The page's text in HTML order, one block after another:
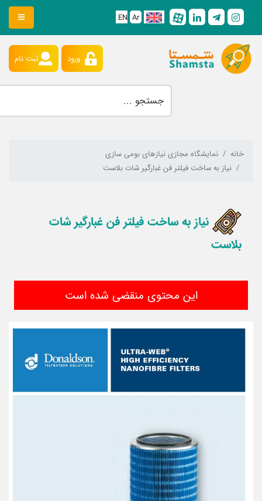
EN Ar
ورود ثبت نام
خانه
نمایشگاه مجازی نیازهای بومی سازی
نیاز به ساخت فیلتر فن غبارگیر شات بلاست
نیاز به ساخت فیلتر فن غبارگیر شات
بلاست
این محتوی منقضی شده است